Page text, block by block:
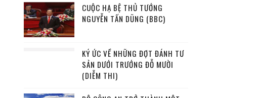
CUỘC HẠ BỆ THỦ TƯỚNG
NGUYỄN TẤN DŨNG (BBC)
KÝ ỨC VỀ NHỮNG ĐỢT ĐÁNH TƯ
SẢN DƯỚI TRƯỚNG ĐỖ MƯỜI
(DIỄM THI)